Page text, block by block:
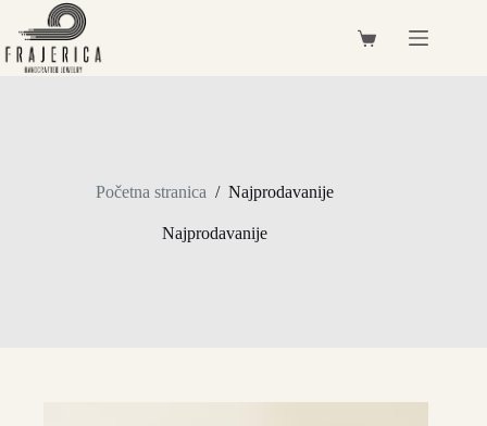
Preskoči
sadržaj
Košarica
Početna stranica / Najprodavanije
Najprodavanije